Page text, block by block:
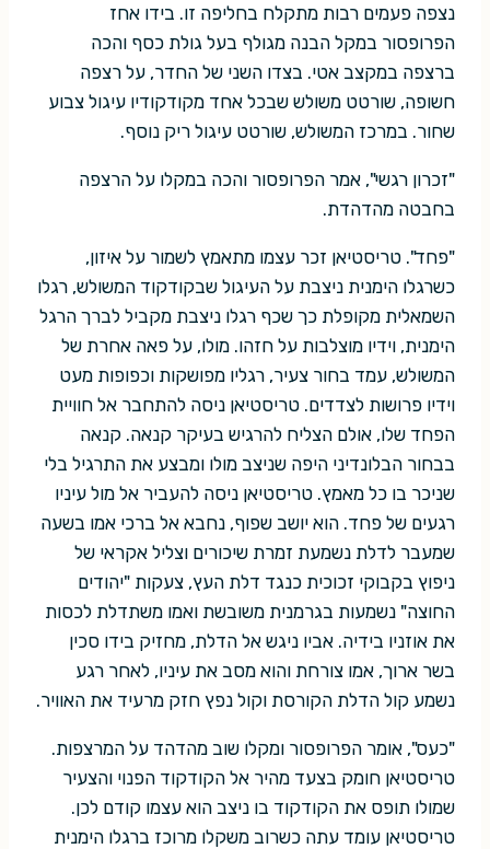
נצפה פעמים רבות מתקלח בחליפה זו. בידו אחז
הפרופסור במקל הבנה מגולף בעל גולת כסף והכה
ברצפה במקצב אטי. בצדו השני של החדר, על רצפה
חשופה, שורטט משולש שבכל אחד מקודקודיו עיגול צבוע
שחור. במרכז המשולש, שורטט עיגול ריק נוסף.
"זכרון רגשי", אמר הפרופסור והכה במקלו על הרצפה
בחבטה מהדהדת.
"פחד". טריסטיאן זכר עצמו מתאמץ לשמור על איזון,
כשרגלו הימנית ניצבת על העיגול שבקודקוד המשולש, רגלו
השמאלית מקופלת כך שכף רגלו ניצבת מקביל לברך הרגל
הימנית, וידיו מוצלבות על חזהו. מולו, על פאה אחרת של
המשולש, עמד בחור צעיר, רגליו מפושקות וכפופות מעט
וידיו פרושות לצדדים. טריסטיאן ניסה להתחבר אל חוויית
הפחד שלו, אולם הצליח להרגיש בעיקר קנאה. קנאה
בבחור הבלונדיני היפה שניצב מולו ומבצע את התרגיל בלי
שניכר בו כל מאמץ. טריסטיאן ניסה להעביר אל מול עיניו
רגעים של פחד. הוא יושב שפוף, נחבא אל ברכי אמו בשעה
שמעבר לדלת נשמעת זמרת שיכורים וצליל אקראי של
ניפוץ בקבוקי זכוכית כנגד דלת העץ, צעקות "יהודים
החוצה" נשמעות בגרמנית משובשת ואמו משתדלת לכסות
את אוזניו בידיה. אביו ניגש אל הדלת, מחזיק בידו סכין
בשר ארוך, אמו צורחת והוא מסב את עיניו, לאחר רגע
נשמע קול הדלת הקורסת וקול נפץ חזק מרעיד את האוויר.
"כעס", אומר הפרופסור ומקלו שוב מהדהד על המרצפות.
טריסטיאן חומק בצעד מהיר אל הקודקוד הפנוי והצעיר
שמולו תופס את הקודקוד בו ניצב הוא עצמו קודם לכן.
טריסטיאן עומד עתה כשרוב משקלו מרוכז ברגלו הימנית